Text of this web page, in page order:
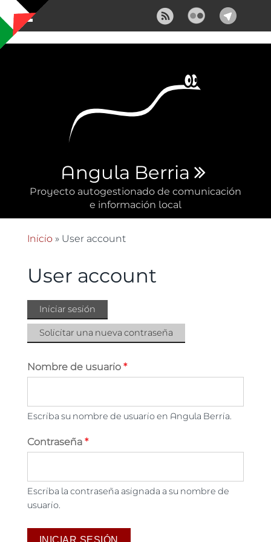
Pasar al contenido principal
Angula Berria
Proyecto autogestionado de comunicación
e información local
Se encuentra usted aquí
Inicio» User account
User account
Solapas principales
Iniciar sesión
activa)
Solicitar una nueva contraseña
Nombre de usuario*
Escriba su nombre de usuario en Angula Berria.
Contraseña*
Escriba la contraseña asignada a su nombre de
usuario.